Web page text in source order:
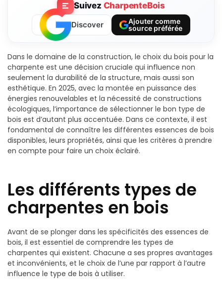
Suivez CharpenteBois
Discover
Ajouter comme
source préférée
Dans le domaine de la construction, le choix du bois pour la
charpente est une décision cruciale qui influence non
seulement la durabilité de la structure, mais aussi son
esthétique. En 2025, avec la montée en puissance des
énergies renouvelables et la nécessité de constructions
écologiques, l’importance de sélectionner le bon type de
bois est d’autant plus accentuée. Dans ce contexte, il est
fondamental de connaître les différentes essences de bois
disponibles, leurs propriétés, ainsi que les critères à prendre
en compte pour faire un choix éclairé.
Les différents types de
charpentes en bois
Avant de se plonger dans les spécificités des essences de
bois, il est essentiel de comprendre les types de
charpentes qui existent. Chacune a ses propres avantages
et inconvénients, et le choix de l’une par rapport à l’autre
influence le type de bois à utiliser.